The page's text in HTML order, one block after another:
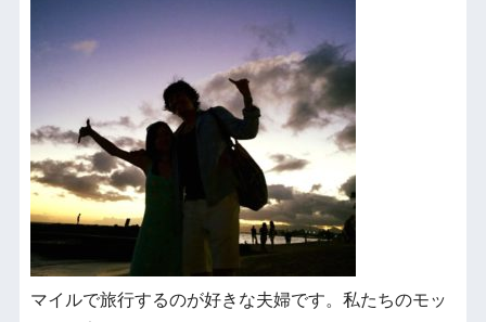
マイルで旅行するのが好きな夫婦です。私たちのモッ